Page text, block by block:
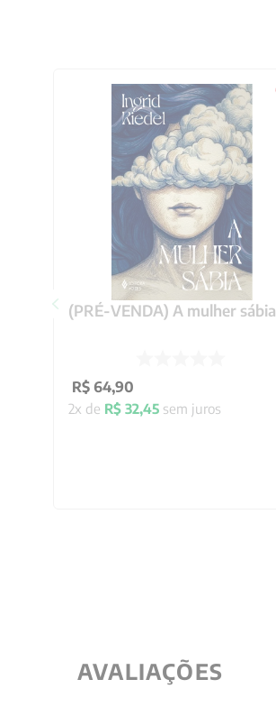
(PRÉ-VENDA) A mulher sábia
R$ 64,90
2x de R$ 32,45sem juros
AVALIAÇÕES